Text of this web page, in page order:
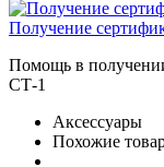
Получение
Помощь в
СТ-1
Аксессуары
Похожие